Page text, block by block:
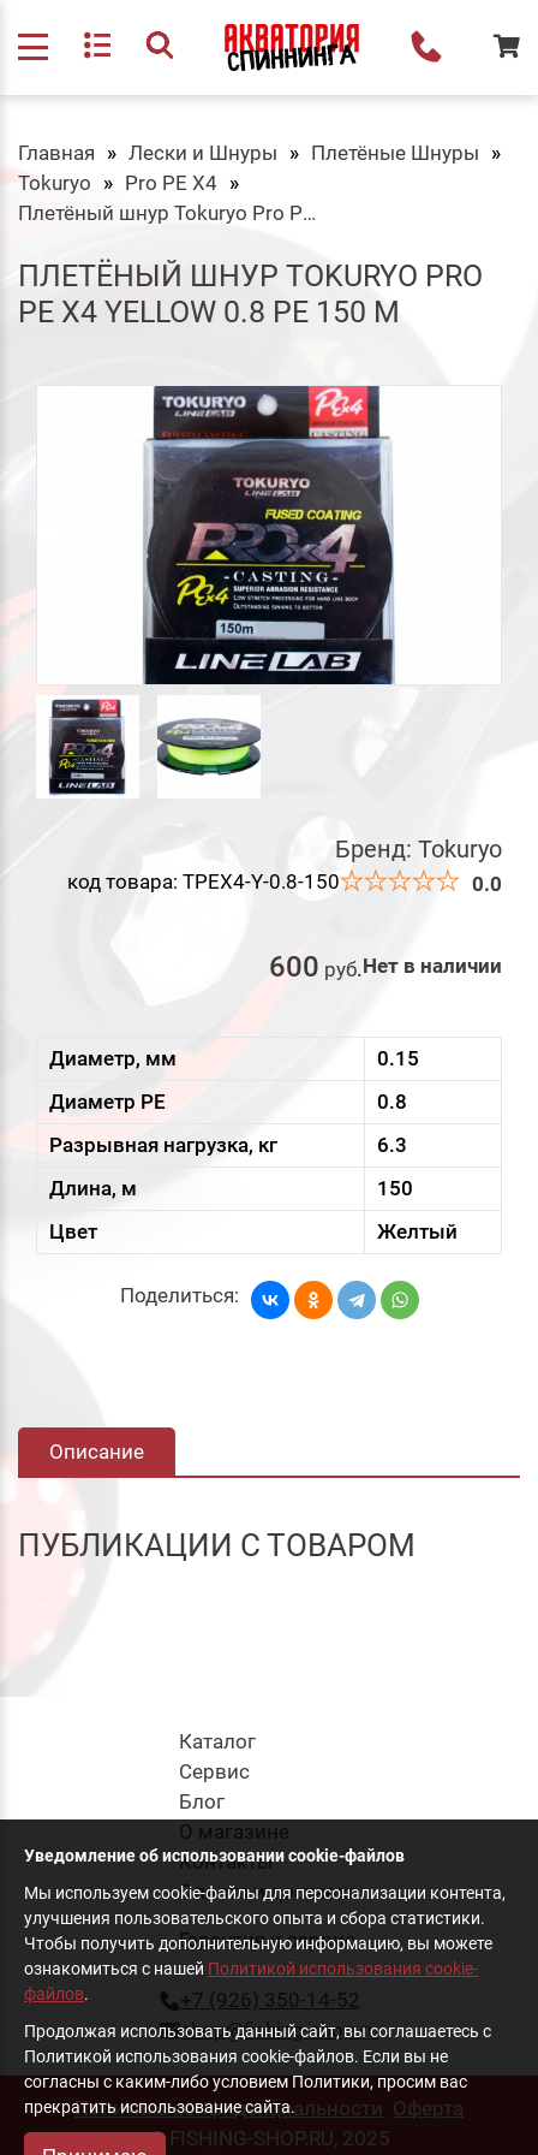
Главная Лески и Шнуры
Плетёные Шнуры
Tokuryo
Pro PE X4
Плетёный шнур Tokuryo Pro PE X4 Yellow 0.8 PE 150 m
ПЛЕТЁНЫЙ ШНУР TOKURYO PRO
PE X4 YELLOW 0.8 PE 150 M
Бренд: Tokuryo
код товара: TPEX4-Y-0.8-150 0.0
600 руб.Нет в наличии
Диаметр, мм
0.15
Диаметр PE
0.8
Разрывная нагрузка, кг
6.3
Длина, м
150
Цвет
Желтый
Поделиться:
Описание
ПУБЛИКАЦИИ С ТОВАРОМ
Каталог
Cервис
Блог
О магазине
Контакты
Оплата и доставка
Гарантия и сервис
+7 (926) 350-14-52
shop@fishing-shop.ru
Политика конфиденциальности Оферта
© FISHING-SHOP.RU, 2025
Уведомление об использовании cookie-файлов
Мы используем cookie-файлы для персонализации контента,
улучшения пользовательского опыта и сбора статистики.
Чтобы получить дополнительную информацию, вы можете
ознакомиться с нашей Политикой использования cookie-
файлов.
Продолжая использовать данный сайт, вы соглашаетесь с
Политикой использования cookie-файлов. Если вы не
согласны с каким-либо условием Политики, просим вас
прекратить использование сайта.